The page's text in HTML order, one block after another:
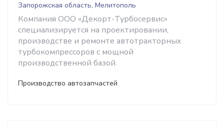
Запорожская область, Мелитополь
Компания ООО «Декорт-Турбосервис»
специализируется на проектировании,
производстве и ремонте автотракторных
турбокомпрессоров с мощной
производственной базой.
Производство автозапчастей